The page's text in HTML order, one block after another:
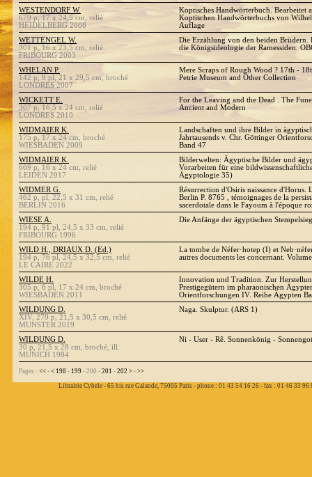
WESTENDORF W.
679 p, 17 x 24,5 cm, relié
HEIDELBERG 2008
Koptisches Handwörterbuch. Bearbeitet
Koptischen Handwörterbuchs von
Auflage
WETTENGEL W.
301 p, 16 x 23,5 cm, relié
FRIBOURG 2003
Die Erzählung von den beiden Brüdern.
die Königsideologie der Ramessiden.
WHELAN P.
142 p, 9 pl, 21 x 29,5 cm, broché
LONDRES 2007
Mere Scraps of Rough Wood ? 17th -
Petrie Museum and Other Collection
WICKETT E.
307 p, 16,5 x 24 cm, relié
LONDRES 2010
For the Leaving and the Dead . The
Ancient and Modern
WIDMAIER K.
175 p, 17 x 24 cm, broché
WIESBADEN 2009
Landschaften und ihre Bilder in
Jahrtausends v. Chr. Göttinger
Band 47
WIDMAIER K.
669 p, 16 x 24 cm, relié
LEIDEN 2017
Bilderwelten: Ägyptische Bilder und
Vorarbeiten für eine
Ägyptologie 35)
WIDMER G.
462 p, pl, 22,5 x 31 cm, relié
BERLIN 2016
Résurrection d'Osiris naissance d'Horus.
Berlin P. 8765 , témoignages de la
sacerdotale dans le Fayoum à l'époque
WIESE A.
194 p, 91 pl, 24,5 x 33 cm, relié
FRIBOURG 1996
Die Anfänge der ägyptischen
WILD H., DRIAUX D. (Ed.)
194 p, 76 pl, 24,5 x 32,5 cm, relié
LE CAIRE 2022
La tombe de Néfer·hotep (I) et
autres documents les concernant.
WILDE H.
305 p, 6 pl, 17 x 24 cm, broché
WIESBADEN 2011
Innovation und Tradition. Zur
Prestigegütern im pharaonischen
Orientforschungen IV. Reihe Ägypten
WILDUNG D.
XIV, 279 p, 21,5 x 30,5 cm, relié
MUNSTER 2019
Naga. Skulptur. (ARS 1)
WILDUNG D.
30 p, 21,5 x 28 cm, broché, ill.
MUNICH 1984
Ni - User - Rê. Sonnenkönig -
Pages : << - < 198 - 199 - 200 - 201 - 202 > - >>
Librairie Cybele - 65 bis rue Galande, 75005 Paris - phone : 01 43 54 16 26 - fax : 01 46 33